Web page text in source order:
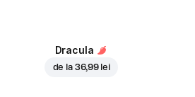
Dracula
de la 36,99 lei